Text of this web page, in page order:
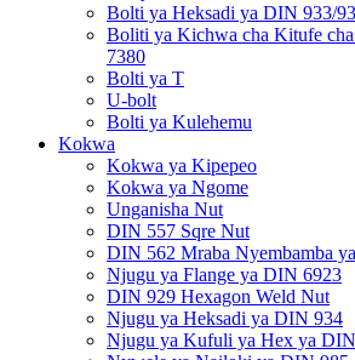
Bolti ya Heksadi ya DIN 933/
Boliti ya Kichwa cha Kitufe
7380
Bolti ya T
U-bolt
Bolti ya Kulehemu
Kokwa
Kokwa ya Kipepeo
Kokwa ya Ngome
Unganisha Nut
DIN 557 Sqre Nut
DIN 562 Mraba Nyembamba
Njugu ya Flange ya DIN 6923
DIN 929 Hexagon Weld Nut
Njugu ya Heksadi ya DIN 934
Njugu ya Kufuli ya Hex ya